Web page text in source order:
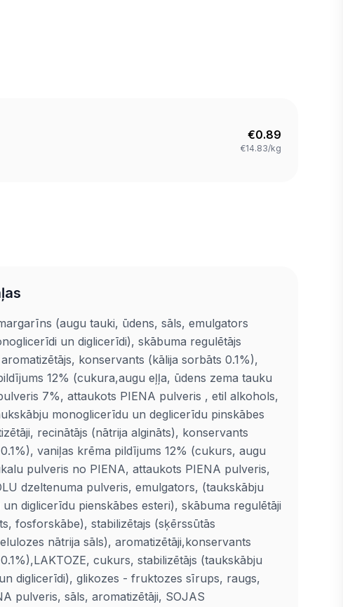
€0.89
€14.83/kg
(augu tauki, ūdens, sāls, emulgators
un diglicerīdi), skābuma regulētājs
konservants (kālija sorbāts 0.1%),
12% (cukura,augu eļļa, ūdens zema tauku
7%, attaukots PIENA pulveris , etil alkohols,
monoglicerīdu un deglicerīdu pinskābes
recinātājs (nātrija algināts), konservants
vaniļas krēma pildījums 12% (cukurs, augu
pulveris no PIENA, attaukots PIENA pulveris,
dzeltenuma pulveris, emulgators, (taukskābju
diglicerīdu pienskābes esteri), skābuma regulētāji
fosforskābe), stabilizētajs (sķērssūtās
nātrija sāls), aromatizētāji,konservants
cukurs, stabilizētājs (taukskābju
diglicerīdi), glikozes - fruktozes sīrups, raugs,
pulveris, sāls, aromatizētāji, SOJAS